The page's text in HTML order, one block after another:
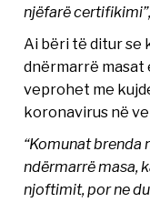
njëfarë certifikimi”,
Ai bëri të ditur se
dnërmarrë masat
veprohet me
koronavirus në
“Komunat brenda
ndërmarrë masa,
njoftimit, por ne